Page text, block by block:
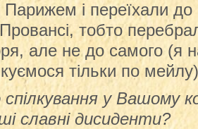
Парижем і переїхали
тобто
але не до самого (я
тільки по
у Вашому
славні дисиденти?